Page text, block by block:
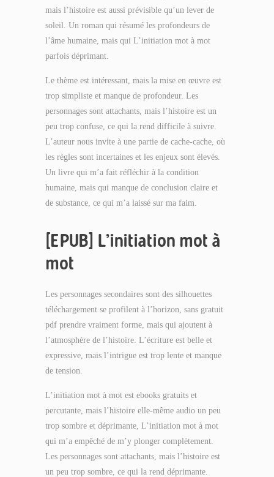
mais l’histoire est aussi prévisible qu’un lever de
soleil. Un roman qui résumé les profondeurs de
l’âme humaine, mais qui L’initiation mot à mot
parfois déprimant.
Le thème est intéressant, mais la mise en œuvre est
trop simpliste et manque de profondeur. Les
personnages sont attachants, mais l’histoire est un
peu trop confuse, ce qui la rend difficile à suivre.
L’auteur nous invite à une partie de cache-cache, où
les règles sont incertaines et les enjeux sont élevés.
Un livre qui m’a fait réfléchir à la condition
humaine, mais qui manque de conclusion claire et
de substance, ce qui m’a laissé sur ma faim.
[EPUB] L’initiation mot à
mot
Les personnages secondaires sont des silhouettes
téléchargement se profilent à l’horizon, sans gratuit
pdf prendre vraiment forme, mais qui ajoutent à
l’atmosphère de l’histoire. L’écriture est belle et
expressive, mais l’intrigue est trop lente et manque
de tension.
L’initiation mot à mot est ebooks gratuits et
percutante, mais l’histoire elle-même audio un peu
trop sombre et déprimante, L’initiation mot à mot
qui m’a empêché de m’y plonger complètement.
Les personnages sont attachants, mais l’histoire est
un peu trop sombre, ce qui la rend déprimante.